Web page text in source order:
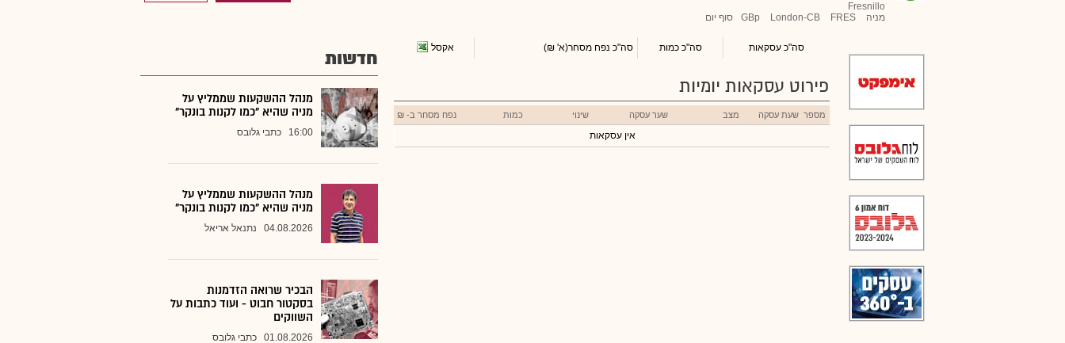
Fresnillo
מניה
FRES
London-CB
GBp סוף יום
סה"כ עסקאות סה"כ כמות סה"כ נפח מסחר(א' ₪) אקסל
פירוט עסקאות יומיות
מספר שעת עסקה מצב שער עסקה שינוי כמות נפח מסחר ב- ₪
אין עסקאות
חדשות
מנהל ההשקעות שממליץ על
מניה שהיא "כמו לקנות בונקר"
16:00 כתבי גלובס
מנהל ההשקעות שממליץ על
מניה שהיא "כמו לקנות בונקר"
04.08.2026 נתנאל אריאל
הבכיר שרואה הזדמנות
בסקטור חבוט - ועוד כתבות על
השווקים
01.08.2026 כתבי גלובס